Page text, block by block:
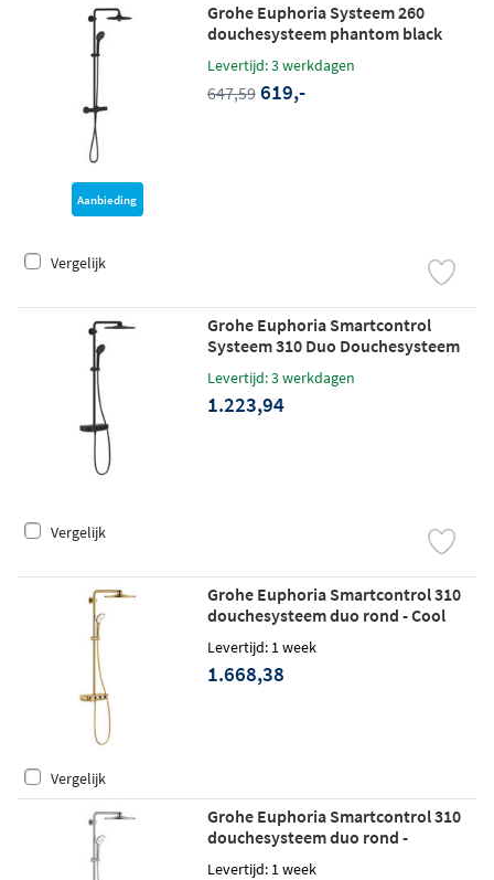
Aanbieding
Grohe Euphoria Systeem 260
douchesysteem phantom black
Levertijd: 3 werkdagen
647,59 619,-
Vergelijk
Grohe Euphoria Smartcontrol
Systeem 310 Duo Douchesysteem
black
Levertijd: 3 werkdagen
1.223,94
Vergelijk
Grohe Euphoria Smartcontrol 310
douchesysteem duo rond - Cool
Levertijd: 1 week
1.668,38
Vergelijk
Grohe Euphoria Smartcontrol 310
douchesysteem duo rond -
Levertijd: 1 week